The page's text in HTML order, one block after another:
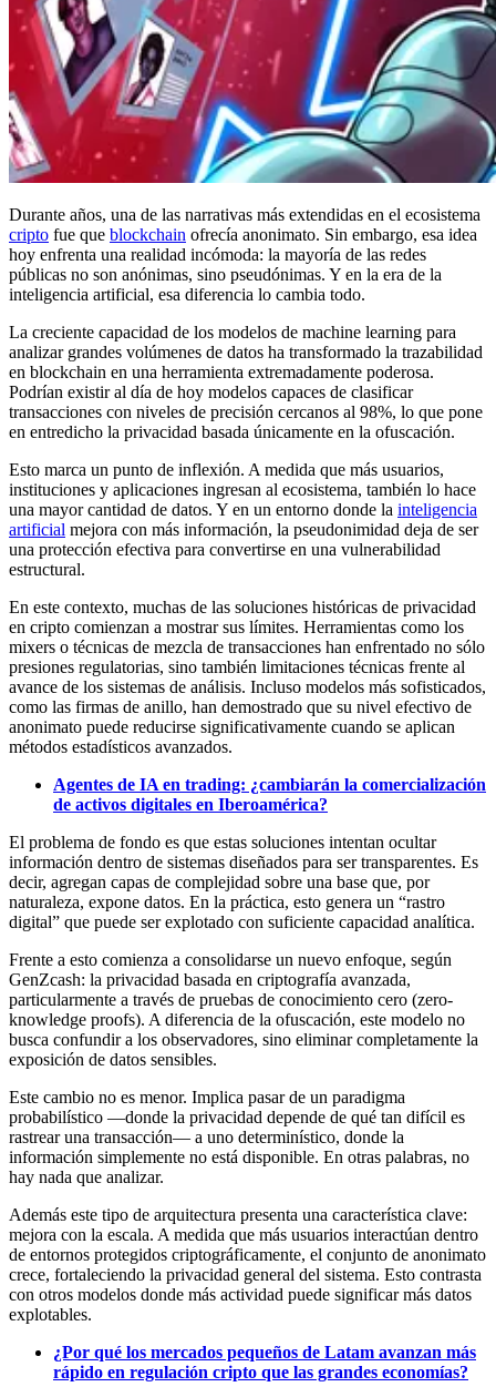
Durante años, una de las narrativas más extendidas en el ecosistema
cripto fue que blockchain ofrecía anonimato. Sin embargo, esa idea
hoy enfrenta una realidad incómoda: la mayoría de las redes
públicas no son anónimas, sino pseudónimas. Y en la era de la
inteligencia artificial, esa diferencia lo cambia todo.
La creciente capacidad de los modelos de machine learning para
analizar grandes volúmenes de datos ha transformado la trazabilidad
en blockchain en una herramienta extremadamente poderosa.
Podrían existir al día de hoy modelos capaces de clasificar
transacciones con niveles de precisión cercanos al 98%, lo que pone
en entredicho la privacidad basada únicamente en la ofuscación.
Esto marca un punto de inflexión. A medida que más usuarios,
instituciones y aplicaciones ingresan al ecosistema, también lo hace
una mayor cantidad de datos. Y en un entorno donde la inteligencia
artificial mejora con más información, la pseudonimidad deja de ser
una protección efectiva para convertirse en una vulnerabilidad
estructural.
En este contexto, muchas de las soluciones históricas de privacidad
en cripto comienzan a mostrar sus límites. Herramientas como los
mixers o técnicas de mezcla de transacciones han enfrentado no sólo
presiones regulatorias, sino también limitaciones técnicas frente al
avance de los sistemas de análisis. Incluso modelos más sofisticados,
como las firmas de anillo, han demostrado que su nivel efectivo de
anonimato puede reducirse significativamente cuando se aplican
métodos estadísticos avanzados.
Agentes de IA en trading: ¿cambiarán la comercialización
de activos digitales en Iberoamérica?
El problema de fondo es que estas soluciones intentan ocultar
información dentro de sistemas diseñados para ser transparentes. Es
decir, agregan capas de complejidad sobre una base que, por
naturaleza, expone datos. En la práctica, esto genera un “rastro
digital” que puede ser explotado con suficiente capacidad analítica.
Frente a esto comienza a consolidarse un nuevo enfoque, según
GenZcash: la privacidad basada en criptografía avanzada,
particularmente a través de pruebas de conocimiento cero (zero-
knowledge proofs). A diferencia de la ofuscación, este modelo no
busca confundir a los observadores, sino eliminar completamente la
exposición de datos sensibles.
Este cambio no es menor. Implica pasar de un paradigma
probabilístico —donde la privacidad depende de qué tan difícil es
rastrear una transacción— a uno determinístico, donde la
información simplemente no está disponible. En otras palabras, no
hay nada que analizar.
Además este tipo de arquitectura presenta una característica clave:
mejora con la escala. A medida que más usuarios interactúan dentro
de entornos protegidos criptográficamente, el conjunto de anonimato
crece, fortaleciendo la privacidad general del sistema. Esto contrasta
con otros modelos donde más actividad puede significar más datos
explotables.
¿Por qué los mercados pequeños de Latam avanzan más
rápido en regulación cripto que las grandes economías?